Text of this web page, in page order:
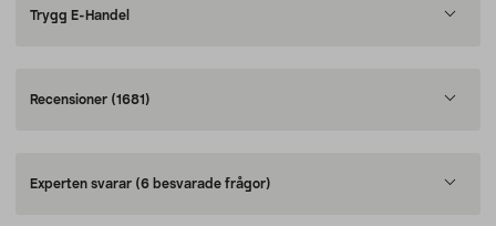
Trygg E-Handel
Recensioner (1681)
Experten svarar (6 besvarade frågor)